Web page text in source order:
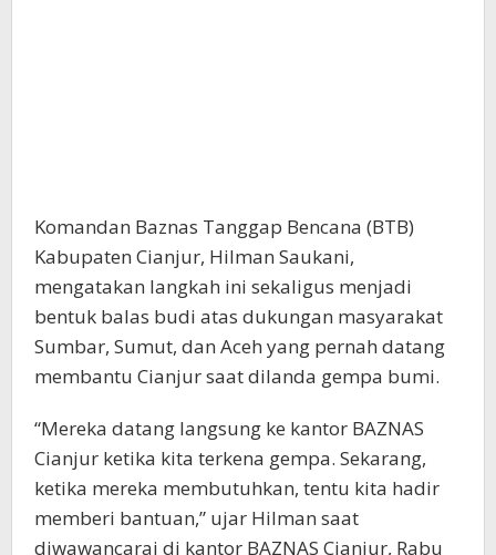
Komandan Baznas Tanggap Bencana (BTB)
Kabupaten Cianjur, Hilman Saukani,
mengatakan langkah ini sekaligus menjadi
bentuk balas budi atas dukungan masyarakat
Sumbar, Sumut, dan Aceh yang pernah datang
membantu Cianjur saat dilanda gempa bumi.
“Mereka datang langsung ke kantor BAZNAS
Cianjur ketika kita terkena gempa. Sekarang,
ketika mereka membutuhkan, tentu kita hadir
memberi bantuan,” ujar Hilman saat
diwawancarai di kantor BAZNAS Cianjur, Rabu